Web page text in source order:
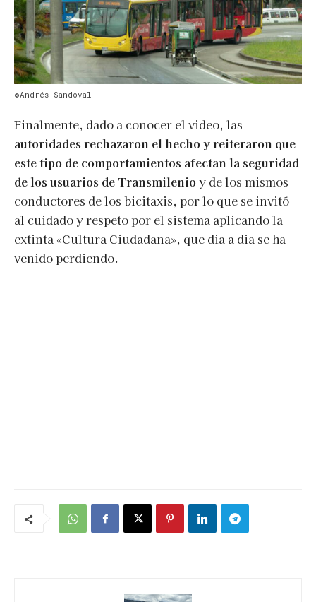
©Andrés Sandoval
Finalmente, dado a conocer el video, las
autoridades rechazaron el hecho y reiteraron que
este tipo de comportamientos afectan la seguridad
de los usuarios de Transmilenio y de los mismos
conductores de los bicitaxis, por lo que se invitó
al cuidado y respeto por el sistema aplicando la
extinta «Cultura Ciudadana», que dia a dia se ha
venido perdiendo.